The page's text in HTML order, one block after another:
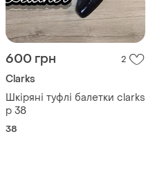
600 грн 2
Clarks
Шкіряні туфлі балетки clarks
p 38
38